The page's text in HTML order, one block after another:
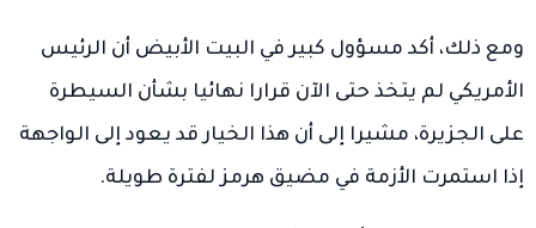
ومع ذلك، أكد مسؤول كبير في البيت الأبيض أن الرئيس
الأمريكي لم يتخذ حتى الآن قرارا نهائيا بشأن السيطرة
على الجزيرة، مشيرا إلى أن هذا الخيار قد يعود إلى الواجهة
إذا استمرت الأزمة في مضيق هرمز لفترة طويلة.